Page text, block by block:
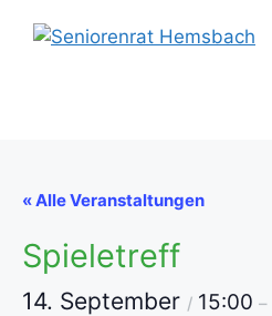
Inhalt
« Alle Veranstaltungen
Spieletreff
14. September / 15:00 –